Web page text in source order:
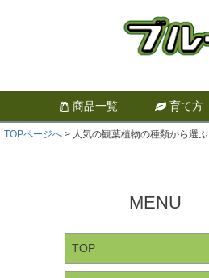
商品一覧 育て方
TOPページへ 人気の観葉植物の種類から選ぶ
MENU
TOP